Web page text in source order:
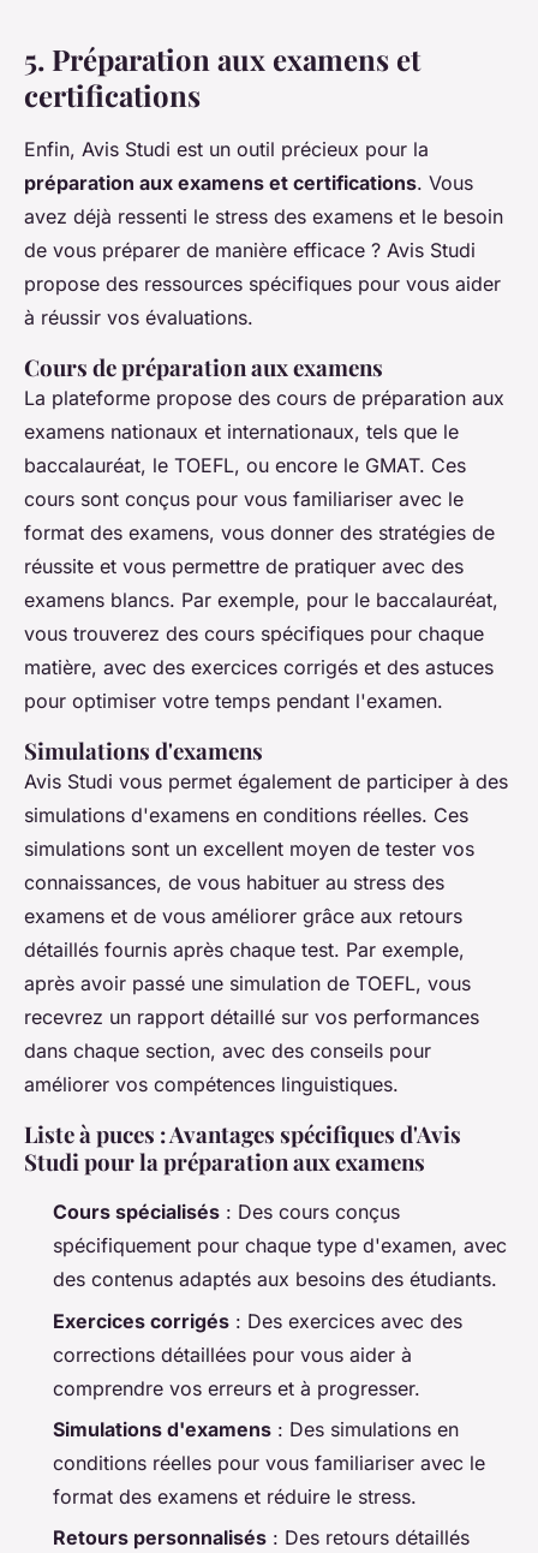
5. Préparation aux examens et
certifications
Enfin, Avis Studi est un outil précieux pour la
préparation aux examens et certifications. Vous
avez déjà ressenti le stress des examens et le besoin
de vous préparer de manière efficace ? Avis Studi
propose des ressources spécifiques pour vous aider
à réussir vos évaluations.
Cours de préparation aux examens
La plateforme propose des cours de préparation aux
examens nationaux et internationaux, tels que le
baccalauréat, le TOEFL, ou encore le GMAT. Ces
cours sont conçus pour vous familiariser avec le
format des examens, vous donner des stratégies de
réussite et vous permettre de pratiquer avec des
examens blancs. Par exemple, pour le baccalauréat,
vous trouverez des cours spécifiques pour chaque
matière, avec des exercices corrigés et des astuces
pour optimiser votre temps pendant l'examen.
Simulations d'examens
Avis Studi vous permet également de participer à des
simulations d'examens en conditions réelles. Ces
simulations sont un excellent moyen de tester vos
connaissances, de vous habituer au stress des
examens et de vous améliorer grâce aux retours
détaillés fournis après chaque test. Par exemple,
après avoir passé une simulation de TOEFL, vous
recevrez un rapport détaillé sur vos performances
dans chaque section, avec des conseils pour
améliorer vos compétences linguistiques.
Liste à puces : Avantages spécifiques d'Avis
Studi pour la préparation aux examens
Cours spécialisés : Des cours conçus
spécifiquement pour chaque type d'examen, avec
des contenus adaptés aux besoins des étudiants.
Exercices corrigés : Des exercices avec des
corrections détaillées pour vous aider à
comprendre vos erreurs et à progresser.
Simulations d'examens : Des simulations en
conditions réelles pour vous familiariser avec le
format des examens et réduire le stress.
Retours personnalisés : Des retours détaillés